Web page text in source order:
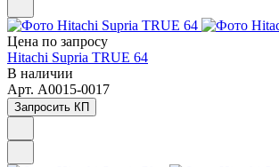
Цена по запросу
Hitachi Supria TRUE 64
В наличии
Арт. A0015-0017
Запросить КП